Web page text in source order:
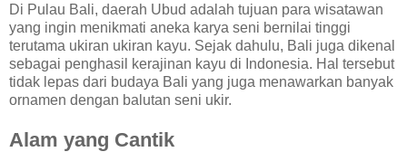
Di Pulau Bali, daerah Ubud adalah tujuan para wisatawan
yang ingin menikmati aneka karya seni bernilai tinggi
terutama ukiran ukiran kayu. Sejak dahulu, Bali juga dikenal
sebagai penghasil kerajinan kayu di Indonesia. Hal tersebut
tidak lepas dari budaya Bali yang juga menawarkan banyak
ornamen dengan balutan seni ukir.
Alam yang Cantik